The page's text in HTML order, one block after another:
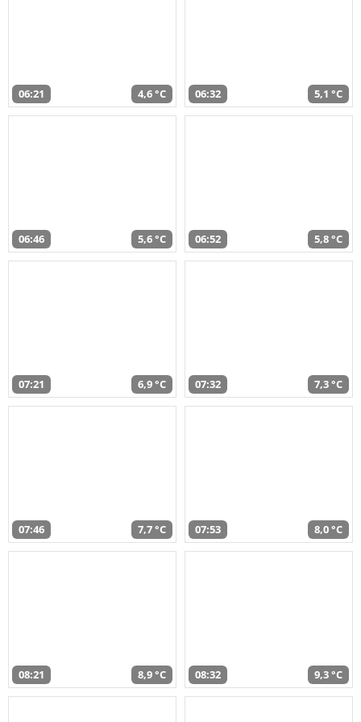
06:21 4,6 °C 06:32 5,1 °C
06:46 5,6 °C 06:52 5,8 °C
07:21 6,9 °C 07:32 7,3 °C
07:46 7,7 °C 07:53 8,0 °C
08:21 8,9 °C 08:32 9,3 °C